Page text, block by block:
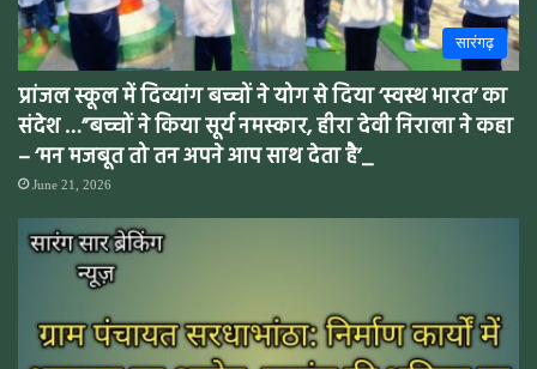
सारंगढ़
प्रांजल स्कूल में दिव्यांग बच्चों ने योग से दिया ‘स्वस्थ भारत’ का
संदेश …”बच्चों ने किया सूर्य नमस्कार, हीरा देवी निराला ने कहा
– ‘मन मजबूत तो तन अपने आप साथ देता है’_
June 21, 2026